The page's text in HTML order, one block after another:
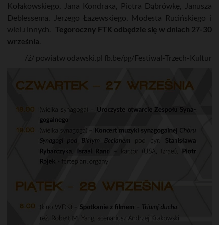
Kołakowskiego, Jana Kondraka, Piotra Dąbrówkę, Janusza
Deblessema, Jerzego Łazewskiego, Modesta Rucińskiego i
wielu innych. Tegoroczny FTK odbędzie się w dniach 27-30
września.
/ź/ powiatwlodawski.pl fb.be/pg/Festiwal-Trzech-Kultur